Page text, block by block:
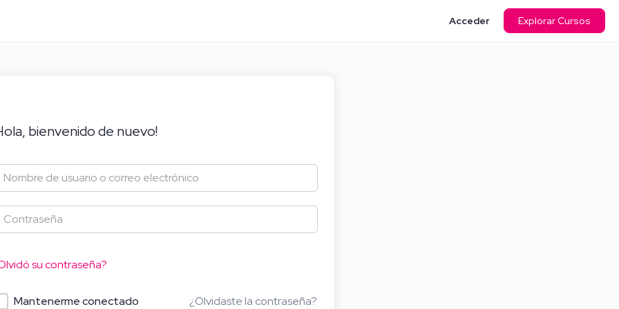
Acceder Explorar Cursos
bienvenido de nuevo!
su contraseña?
Mantenerme conectado ¿Olvidaste la contraseña?